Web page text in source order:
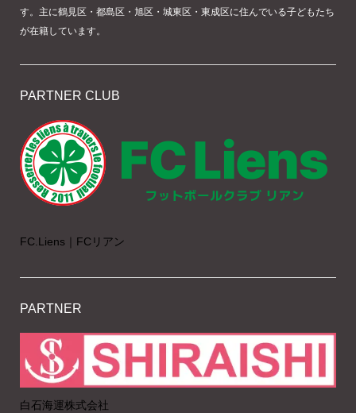
す。主に鶴見区・都島区・旭区・城東区・東成区に住んでいる子どもたち
が在籍しています。
PARTNER CLUB
FC.Liens｜FCリアン
PARTNER
白石海運株式会社